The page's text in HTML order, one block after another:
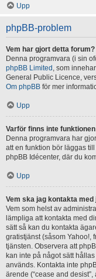
Upp
phpBB-problem
Vem har gjort detta forum?
Denna programvara (i sin
phpBB Limited , som
General Public Licence,
Om phpBB för mer
Upp
Varför finns inte
Denna programvara har
att en funktion bör läggas
phpBB Idécenter, där du
Upp
Vem ska jag kontakta
Vem som helst av
lämpliga att kontakta med
sätt så kan du kontakta
gratistjänst (såsom Yahoo!,
tjänsten. Observera att
kan inte på något sätt
används. Kontakta inte
ärende (“cease and desist”,